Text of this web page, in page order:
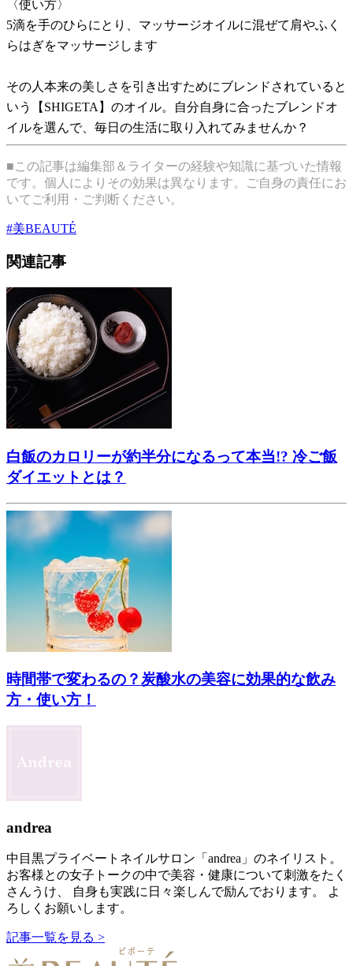
〈使い方〉
5滴を手のひらにとり、マッサージオイルに混ぜて肩やふく
らはぎをマッサージします
その人本来の美しさを引き出すためにブレンドされていると
いう【SHIGETA】のオイル。自分自身に合ったブレンドオ
イルを選んで、毎日の生活に取り入れてみませんか？
■この記事は編集部＆ライターの経験や知識に基づいた情報
です。個人によりその効果は異なります。ご自身の責任にお
いてご利用・ご判断ください。
#美BEAUTÉ
関連記事
白飯のカロリーが約半分になるって本当!? 冷ご飯
ダイエットとは？
時間帯で変わるの？炭酸水の美容に効果的な飲み
方・使い方！
andrea
中目黒プライベートネイルサロン「andrea」のネイリスト。
お客様との女子トークの中で美容・健康について刺激をたく
さんうけ、 自身も実践に日々楽しんで励んでおります。 よ
ろしくお願いします。
記事一覧を見る >